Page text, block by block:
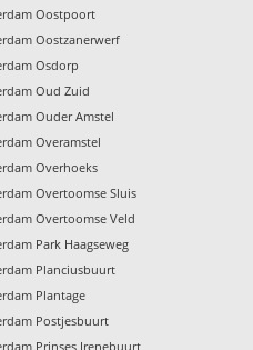
Oostpoort
Oostzanerwerf
Osdorp
Oud Zuid
Ouder Amstel
Overamstel
Overhoeks
Overtoomse Sluis
Overtoomse Veld
Park Haagseweg
Planciusbuurt
Plantage
Postjesbuurt
Prinses Irenebuurt